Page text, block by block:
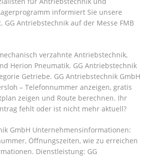
informiert Sie unsere
GG Antriebstechnik auf der Messe FMB
verzahnte Antriebstechnik,
Herion Pneumatik. GG Antriebstechnik
Getriebe. GG Antriebstechnik GmbH
– Telefonnummer anzeigen, gratis
zeigen und Route berechnen. Ihr
fehlt oder ist nicht mehr aktuell?
GmbH Unternehmensinformationen:
Öffnungszeiten, wie zu erreichen
Dienstleistung: GG